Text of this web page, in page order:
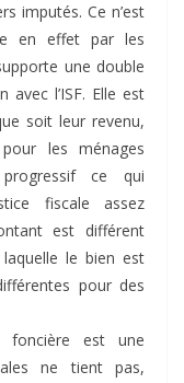
imputés. Ce n’est
en effet par les
une double
l’ISF. Elle est
soit leur revenu,
les ménages
ce qui
fiscale assez
est différent
le bien est
pour des
foncière est une
ne tient pas,